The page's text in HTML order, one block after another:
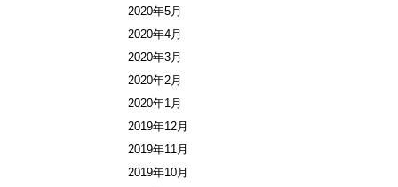
2020年5月
2020年4月
2020年3月
2020年2月
2020年1月
2019年12月
2019年11月
2019年10月